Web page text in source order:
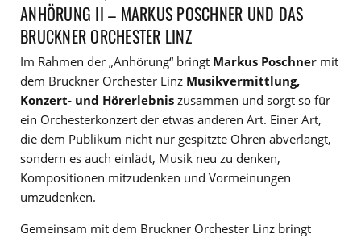
ANHÖRUNG II – MARKUS POSCHNER UND DAS
BRUCKNER ORCHESTER LINZ
Im Rahmen der „Anhörung“ bringt Markus Poschner mit
dem Bruckner Orchester Linz Musikvermittlung,
Konzert- und Hörerlebnis zusammen und sorgt so für
ein Orchesterkonzert der etwas anderen Art. Einer Art,
die dem Publikum nicht nur gespitzte Ohren abverlangt,
sondern es auch einlädt, Musik neu zu denken,
Kompositionen mitzudenken und Vormeinungen
umzudenken.
Gemeinsam mit dem Bruckner Orchester Linz bringt